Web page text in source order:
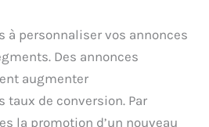
à personnaliser vos annonces
Des annonces
augmenter
taux de conversion. Par
la promotion d’un nouveau